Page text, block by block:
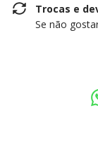
Trocas e
Se não